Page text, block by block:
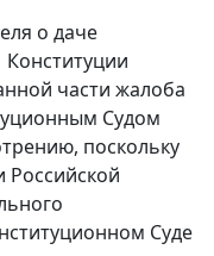
о даче
Конституции
части жалоба
Судом
поскольку
Российской
Суде